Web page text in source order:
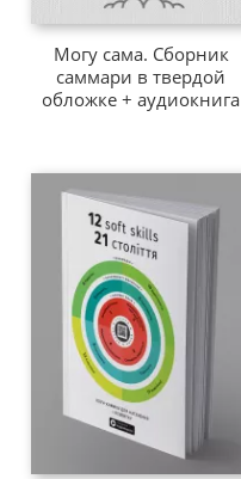
Могу сама. Сборник
саммари в твердой
обложке + аудиокнига